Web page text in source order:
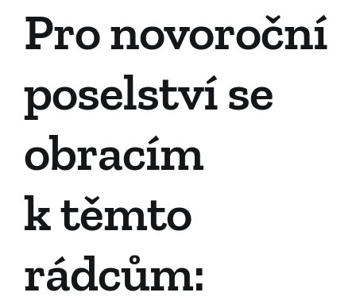
Pro novoroční
poselství se
obracím
k těmto
rádcům: